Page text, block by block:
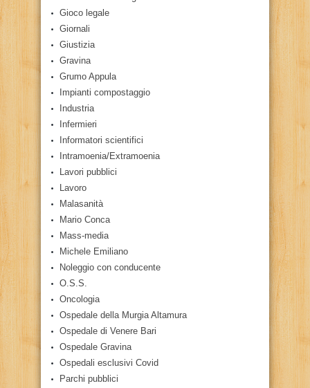
Gioco legale
Giornali
Giustizia
Gravina
Grumo Appula
Impianti compostaggio
Industria
Infermieri
Informatori scientifici
Intramoenia/Extramoenia
Lavori pubblici
Lavoro
Malasanità
Mario Conca
Mass-media
Michele Emiliano
Noleggio con conducente
O.S.S.
Oncologia
Ospedale della Murgia Altamura
Ospedale di Venere Bari
Ospedale Gravina
Ospedali esclusivi Covid
Parchi pubblici